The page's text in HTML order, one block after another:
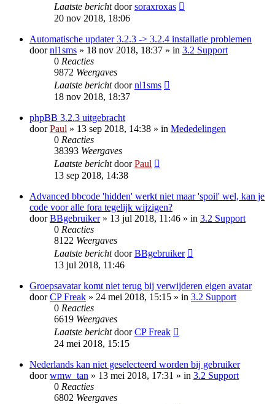
Laatste berichtdoorsoraxroxas
20 nov 2018, 18:06
Automatische updater 3.2.3 -> 3.2.4 installatie problemen
doornl1sms » 18 nov 2018, 18:37 » in 3.2 Support
0 Reacties
9872 Weergaves
Laatste berichtdoornl1sms
18 nov 2018, 18:37
phpBB 3.2.3 uitgebracht
doorPaul » 13 sep 2018, 14:38 » in Mededelingen
0 Reacties
38393 Weergaves
Laatste berichtdoorPaul
13 sep 2018, 14:38
Advanced bbcode 'hidden' werkt niet maar 'spoil' wel, kan je
code voor alle fora tegelijk wijzigen?
doorBBgebruiker» 13 jul 2018, 11:46 » in 3.2 Support
0 Reacties
8122 Weergaves
Laatste berichtdoorBBgebruiker
13 jul 2018, 11:46
Groepsavatar komt niet terug bij verwijderen eigen avatar
doorCP Freak » 24 mei 2018, 15:15 » in 3.2 Support
0 Reacties
6619 Weergaves
Laatste berichtdoorCP Freak
24 mei 2018, 15:15
Nederlands kan niet geselecteerd worden bij gebruiker
doorwmw_tan » 13 mei 2018, 17:31 » in 3.2 Support
0 Reacties
6802 Weergaves